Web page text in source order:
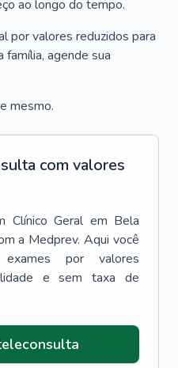
ao longo do tempo.
por valores reduzidos para
família, agende sua
mesmo.
com valores
Clínico Geral em Bela
a Medprev. Aqui você
por valores
e sem taxa de